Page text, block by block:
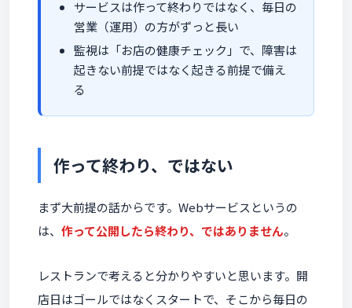
サービスは作って終わりではなく、毎日の
営業（運用）の方がずっと長い
監視は「お店の健康チェック」で、障害は
起きない前提ではなく起きる前提で備え
る
作って終わり、ではない
まず大前提の話からです。Webサービスというの
は、 作って公開したら終わり、ではありません。
レストランで考えると分かりやすいと思います。開
店日はゴールではなくスタートで、そこから毎日の